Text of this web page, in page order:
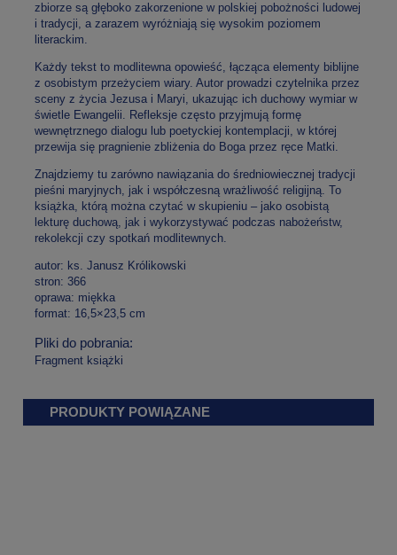
zbiorze są głęboko zakorzenione w polskiej pobożności ludowej
i tradycji, a zarazem wyróżniają się wysokim poziomem
literackim.
Każdy tekst to modlitewna opowieść, łącząca elementy biblijne
z osobistym przeżyciem wiary. Autor prowadzi czytelnika przez
sceny z życia Jezusa i Maryi, ukazując ich duchowy wymiar w
świetle Ewangelii. Refleksje często przyjmują formę
wewnętrznego dialogu lub poetyckiej kontemplacji, w której
przewija się pragnienie zbliżenia do Boga przez ręce Matki.
Znajdziemy tu zarówno nawiązania do średniowiecznej tradycji
pieśni maryjnych, jak i współczesną wrażliwość religijną. To
książka, którą można czytać w skupieniu – jako osobistą
lekturę duchową, jak i wykorzystywać podczas nabożeństw,
rekolekcji czy spotkań modlitewnych.
autor: ks. Janusz Królikowski
stron: 366
oprawa: miękka
format: 16,5×23,5 cm
Pliki do pobrania:
Fragment książki
PRODUKTY POWIĄZANE